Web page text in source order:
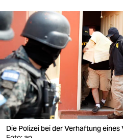
sport
berlin
nord
wahrheit
verlag
verlag
Die Polizei bei der Verhaftung